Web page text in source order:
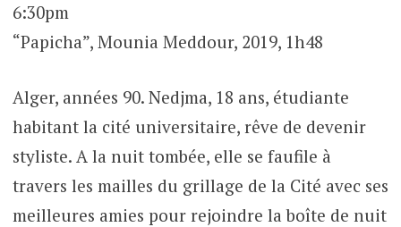
6:30pm
“Papicha”, Mounia Meddour, 2019, 1h48
Alger, années 90. Nedjma, 18 ans, étudiante
habitant la cité universitaire, rêve de devenir
styliste. A la nuit tombée, elle se faufile à
travers les mailles du grillage de la Cité avec ses
meilleures amies pour rejoindre la boîte de nuit